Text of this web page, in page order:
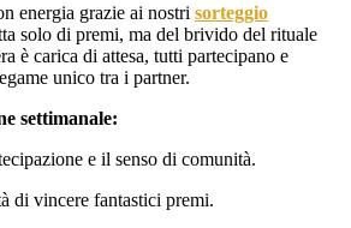
energia grazie ai nostri sorteggio
solo di premi, ma del brivido del rituale
è carica di attesa, tutti partecipano e
unico tra i partner.
settimanale:
e il senso di comunità.
di vincere fantastici premi.